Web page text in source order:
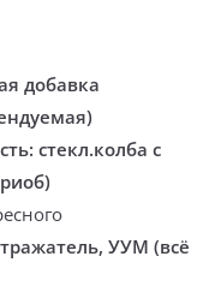
добавка
стекл.колба с
УУМ (всё